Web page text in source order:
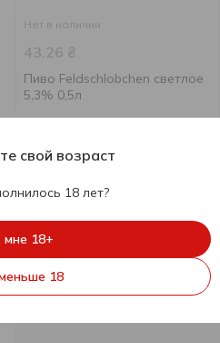
Нет в наличии
43.26 ₴
Пиво Feldschlobchen светлое
5,3% 0,5л
свой возраст
18 лет?
мне 18+
18